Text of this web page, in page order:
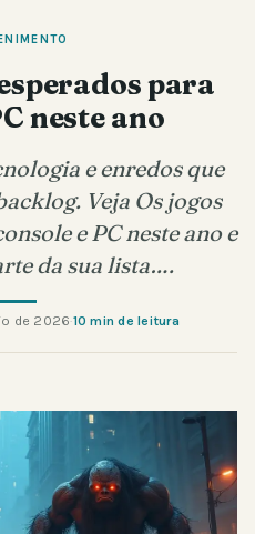
para
neste ano
e enredos que
Veja Os jogos
e PC neste ano e
da sua lista….
de 2026·10 min de leitura